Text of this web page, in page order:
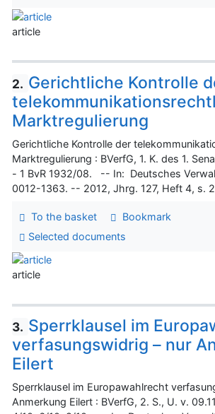
article
2. Gerichtliche Kontrolle
Marktregulierung
Gerichtliche Kontrolle der
Marktregulierung : BVerfG, 1. K. des 1.
- 1 BvR 1932/08. -- In: Deutsches
0012-1363. -- 2012, Jhrg. 127, Heft 4, s.
To the basket
Bookmark
Selected documents
article
3. Sperrklausel im
verfasungswidrig – nur
Eilert
Sperrklausel im Europawahlrecht
Anmerkung Eilert : BVerfG, 2. S., U. v.